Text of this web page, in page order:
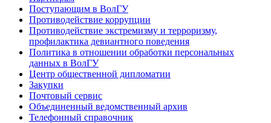
Поступающим в ВолГУ
Противодействие коррупции
Противодействие экстремизму и терроризму,
профилактика девиантного поведения
Политика в отношении обработки персональных
данных в ВолГУ
Центр общественной дипломатии
Закупки
Почтовый сервис
Объединенный ведомственный архив
Телефонный справочник